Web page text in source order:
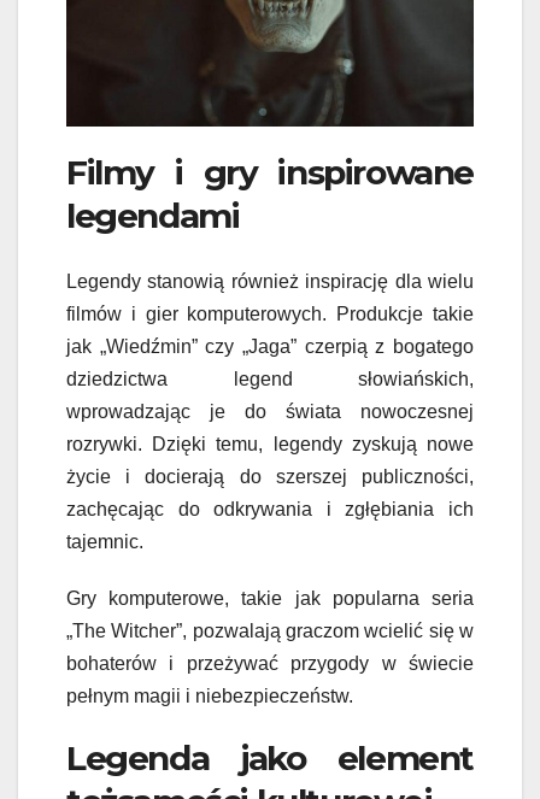
Filmy i gry inspirowane
legendami
Legendy stanowią również inspirację dla wielu
filmów i gier komputerowych. Produkcje takie
jak „Wiedźmin” czy „Jaga” czerpią z bogatego
dziedzictwa legend słowiańskich,
wprowadzając je do świata nowoczesnej
rozrywki. Dzięki temu, legendy zyskują nowe
życie i docierają do szerszej publiczności,
zachęcając do odkrywania i zgłębiania ich
tajemnic.
Gry komputerowe, takie jak popularna seria
„The Witcher”, pozwalają graczom wcielić się w
bohaterów i przeżywać przygody w świecie
pełnym magii i niebezpieczeństw.
Legenda jako element